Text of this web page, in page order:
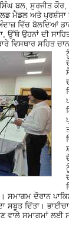
ਬਲ, ਸੁਰਜੀਤ
ਮੈਡਲ ਅਤੇ
ਵਿੱਚ ਬੋਲਦਿਆਂ
ਉੱਥੇ ਉਹਨਾਂ ਦੀ
ਵਿਸਥਾਰ
ਸਮਾਗਮ ਦੌਰਾਨ
ਸਬੂਤ ਦਿੱਤਾ।
ਸਮਾਗਮਾਂ ਲਈ